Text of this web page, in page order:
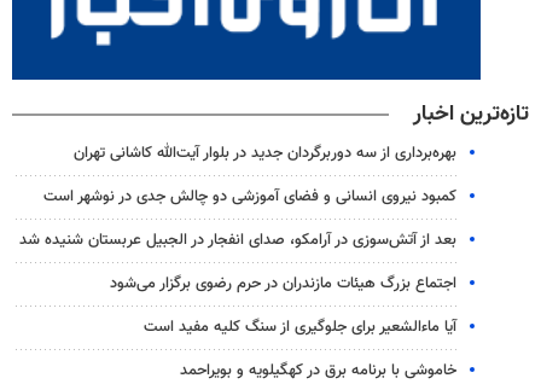
تازه‌ترین اخبار
بهره‌برداری از سه دوربرگردان جدید در بلوار آیت‌الله کاشانی تهران
کمبود نیروی انسانی و فضای آموزشی دو چالش جدی در نوشهر است
بعد از آتش‌سوزی در آرامکو، صدای انفجار در الجبیل عربستان شنیده شد
اجتماع بزرگ هیئات مازندران در حرم رضوی برگزار می‌شود
آیا ماءالشعیر برای جلوگیری از سنگ کلیه مفید است
خاموشی با برنامه برق در کهگیلویه و بویراحمد